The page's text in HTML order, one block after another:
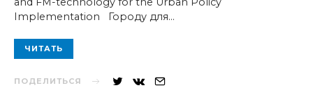
Implementation Городу для…
ЧИТАТЬ
ПОДЕЛИТЬСЯ